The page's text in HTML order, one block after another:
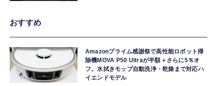
おすすめ
Amazonプライム感謝祭で高性能ロボット掃
除機MOVA P50 Ultraが半額＋さらに5％オ
フ。水拭きモップ自動洗浄・乾燥まで対応ハ
イエンドモデル